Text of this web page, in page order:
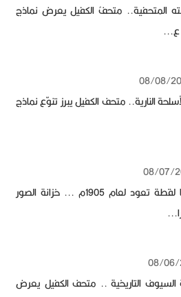
المتحفية.. متحفُ الكفيل يعرض نماذج
ع...
08/08/
النارية.. متحف الكفيل يبرز تنوّع نماذج
08/07/
من بينها لقطة تعود لعام 1905م ... خزانة الصور
08/
السيوف التاريخية .. متحف الكفيل يعرض